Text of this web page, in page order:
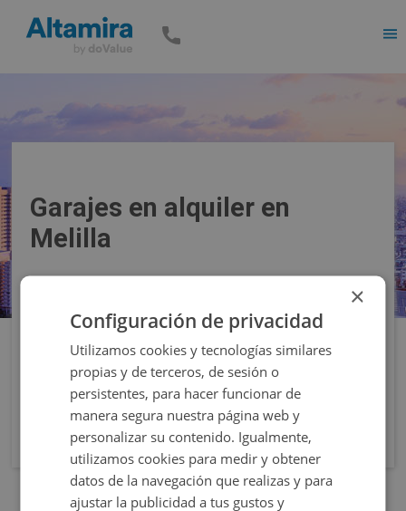
Garajes en alquiler en
Melilla
Filtros
×
Configuración de privacidad
Utilizamos cookies y tecnologías similares
propias y de terceros, de sesión o
persistentes, para hacer funcionar de
manera segura nuestra página web y
personalizar su contenido. Igualmente,
utilizamos cookies para medir y obtener
datos de la navegación que realizas y para
ajustar la publicidad a tus gustos y